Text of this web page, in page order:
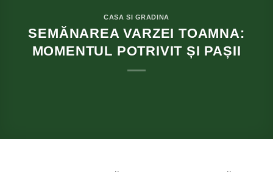
CASA SI GRADINA
SEMĂNAREA VARZEI TOAMNA:
MOMENTUL POTRIVIT ȘI PAȘII